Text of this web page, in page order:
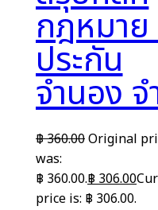
กฎหมาย
ประกัน
จำนอง จ
฿360.00Original
was:
฿ 360.00.฿306.00
price is: ฿ 306.00.